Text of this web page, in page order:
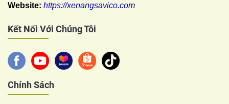
Website: https://xenangsavico.com
Kết Nối Với Chúng Tôi
Chính Sách